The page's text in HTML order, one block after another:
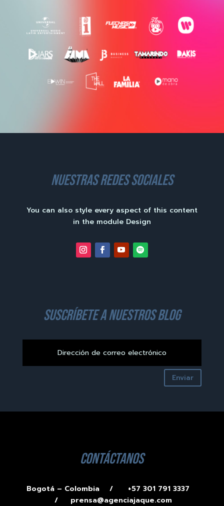
nuestras redes sociales
You can also style every aspect of this content
in the module Design
suscríbete a nuestros blog
Enviar
contáctanos
Bogotá – Colombia /
+57 301 791 3337
/ prensa@agenciajaque.com